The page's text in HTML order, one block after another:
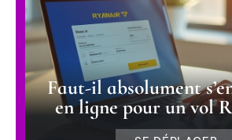
Faut-il absolument
en ligne pour un vol